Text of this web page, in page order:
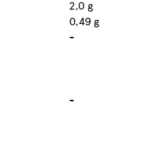
2,0 g
0,49 g
-
-